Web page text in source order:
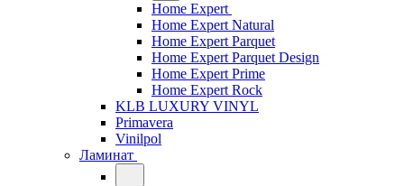
Home Expert
Home Expert Natural
Home Expert Parquet
Home Expert Parquet Design
Home Expert Prime
Home Expert Rock
KLB LUXURY VINYL
Primavera
Vinilpol
Ламинат